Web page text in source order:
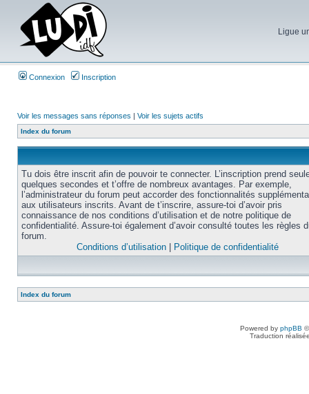
Ligue
Connexion Inscription
Voir les messages sans réponses | Voir les sujets actifs
Index du forum
Tu dois être inscrit afin de pouvoir te connecter. L’inscription prend
quelques secondes et t’offre de nombreux avantages. Par exemple,
l’administrateur du forum peut accorder des fonctionnalités
aux utilisateurs inscrits. Avant de t’inscrire, assure-toi d’avoir pris
connaissance de nos conditions d’utilisation et de notre politique de
confidentialité. Assure-toi également d’avoir consulté toutes les règles
forum.
Conditions d’utilisation
Politique de confidentialité
Index du forum
Powered by phpBB
Traduction